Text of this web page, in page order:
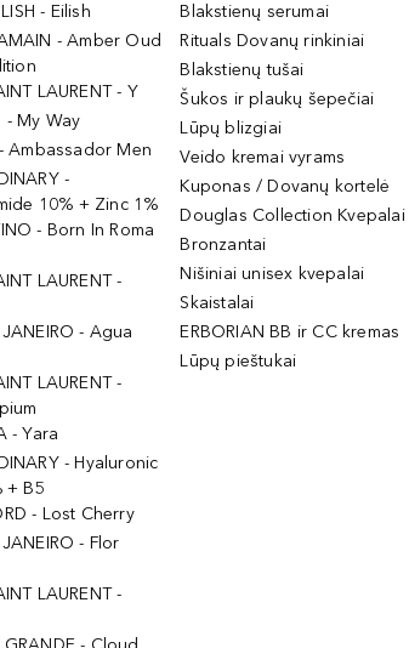
- Eilish
- Amber Oud
LAURENT - Y
- My Way
Ambassador Men
-
10% + Zinc 1%
- Born In Roma
LAURENT -
- Agua
LAURENT -
- Yara
- Hyaluronic
+ B5
- Lost Cherry
- Flor
LAURENT -
Blakstienų serumai
Rituals Dovanų rinkiniai
Blakstienų tušai
Šukos ir plaukų šepečiai
Lūpų blizgiai
Veido kremai vyrams
Kuponas / Dovanų kortelė
Douglas Collection Kvepalai
Bronzantai
Nišiniai unisex kvepalai
Skaistalai
ERBORIAN BB ir CC kremas
Lūpų pieštukai